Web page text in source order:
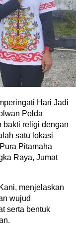
Hari Jadi
Polda
bakti religi dengan
satu lokasi
Pitamaha
Raya, Jumat
menjelaskan
wujud
serta bentuk